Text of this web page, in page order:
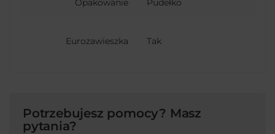
Opakowanie Pudełko
Eurozawieszka Tak
Potrzebujesz pomocy? Masz
pytania?